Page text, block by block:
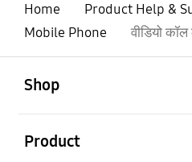
Home
Product Help &
Mobile Phone
वीडियो
Shop
Product